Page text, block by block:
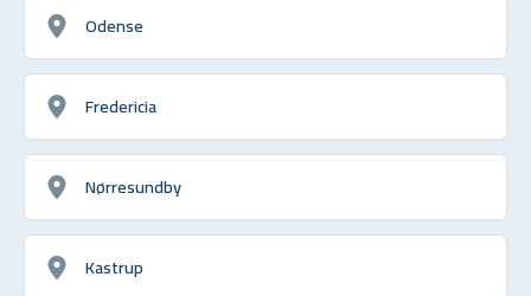
Odense
Fredericia
Nørresundby
Kastrup